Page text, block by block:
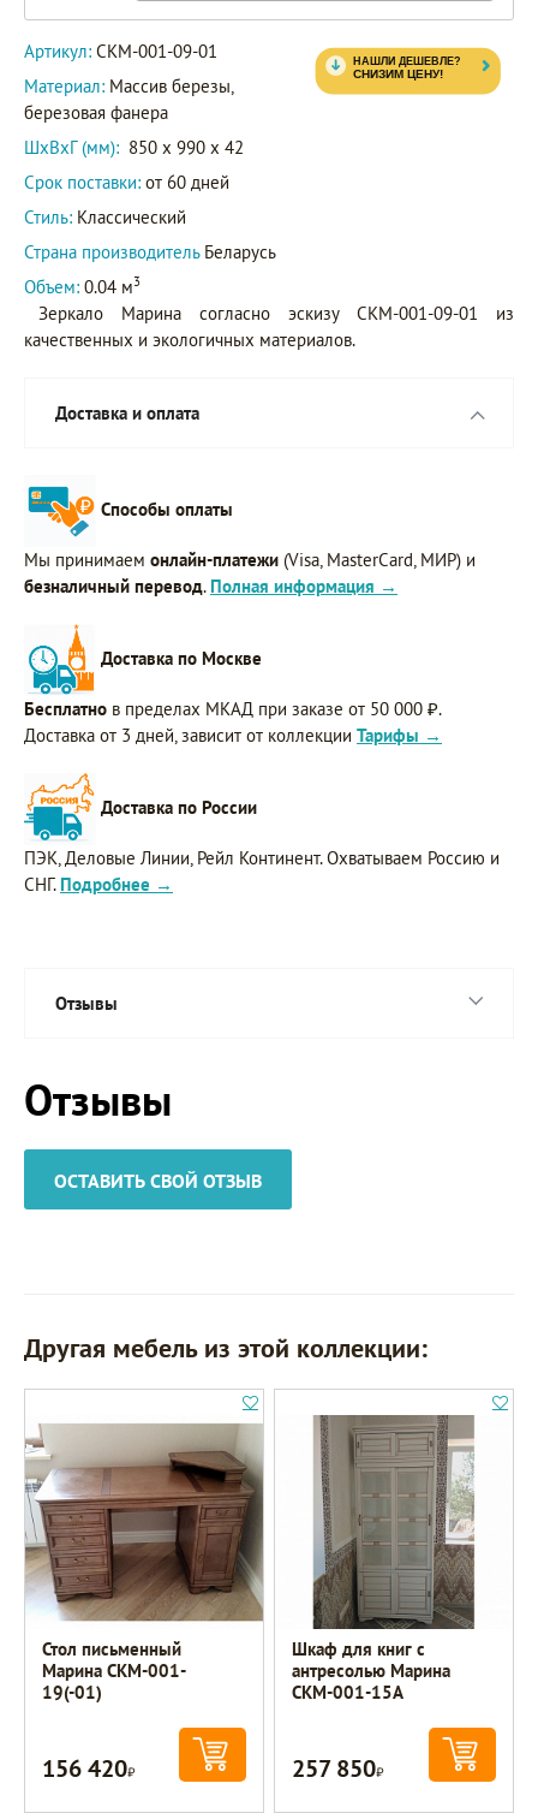
Артикул: СКМ-001-09-01
Материал: Массив березы,
березовая фанера
ШxВxГ (мм): 850 x 990 x 42
Срок поставки: от 60 дней
Стиль: Классический
Страна производитель Беларусь
Объем: 0.04 м3
Зеркало Марина согласно эскизу СКМ-001-09-01 из
качественных и экологичных материалов.
Доставка и оплата
Способы оплаты
Мы принимаем онлайн-платежи (Visa, MasterCard, МИР) и
безналичный перевод. Полная информация →
Доставка по Москве
Бесплатно в пределах МКАД при заказе от 50 000 ₽.
Доставка от 3 дней, зависит от коллекции Тарифы →
Доставка по России
ПЭК, Деловые Линии, Рейл Континент. Охватываем Россию и
СНГ. Подробнее →
Отзывы
Отзывы
ОСТАВИТЬ СВОЙ ОТЗЫВ
Другая мебель из этой коллекции:
Стол письменный
Марина СКМ-001-
19(-01)
156 420Р
Шкаф для книг с
антресолью Марина
СКМ-001-15А
257 850Р